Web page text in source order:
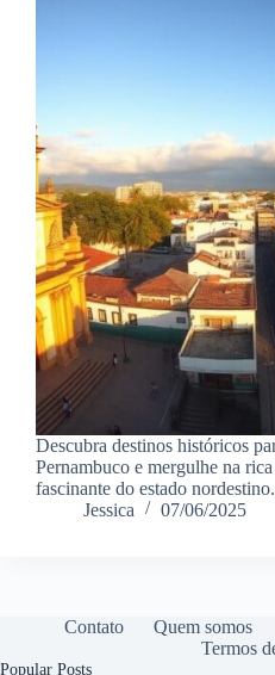
Descubra destinos históricos
Pernambuco e mergulhe na
fascinante do estado nordestino.
Jessica
07/06/2025
Contato Quem somos
Termos
Popular Posts